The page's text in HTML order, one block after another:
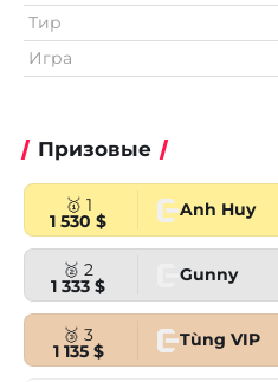
Тир
Игра
Призовые
🥇 1
1 530 $
Anh Huy
🥈 2
1 333 $
Gunny
🥉 3
1 135 $
Tùng VIP